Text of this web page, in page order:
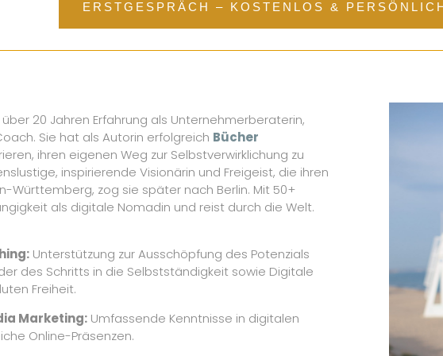
ERSTGESPRÄCH – KOSTENLOS &
20 Jahren Erfahrung als Unternehmerberaterin,
Sie hat als Autorin erfolgreich Bücher
ihren eigenen Weg zur Selbstverwirklichung zu
inspirierende Visionärin und Freigeist, die ihren
Württemberg, zog sie später nach Berlin. Mit 50+
als digitale Nomadin und reist durch die Welt.
Unterstützung zur Ausschöpfung des Potenzials
des Schritts in die Selbstständigkeit sowie Digitale
Freiheit.
Marketing:Umfassende Kenntnisse in digitalen
Online-Präsenzen.